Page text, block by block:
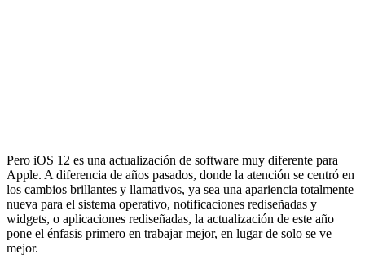
Pero iOS 12 es una actualización de software muy diferente para
Apple. A diferencia de años pasados, donde la atención se centró en
los cambios brillantes y llamativos, ya sea una apariencia totalmente
nueva para el sistema operativo, notificaciones rediseñadas y
widgets, o aplicaciones rediseñadas, la actualización de este año
pone el énfasis primero en trabajar mejor, en lugar de solo se ve
mejor.